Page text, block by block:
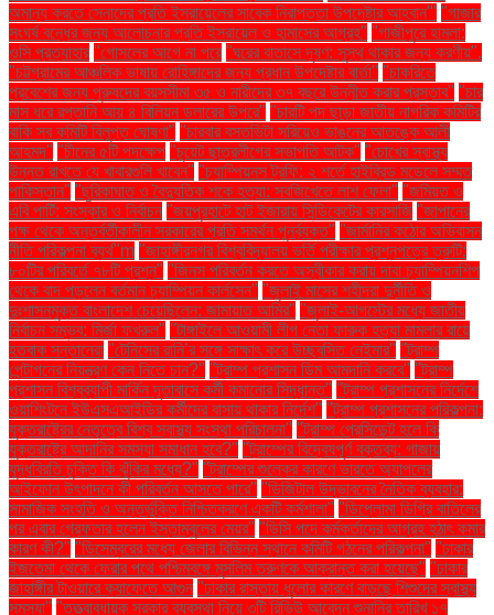
অমান্য করতে সেনাদের প্রতি ইসরায়েলের সাবেক নিরাপত্তা উপদেষ্টার আহ্বান"' "গাজার
সংঘর্ষ বন্ধের জন্য আলোচনার প্রতি ইসরায়েল ও হামাসের আগ্রহ" "গাজীপুরে হামলা:
ওসি প্রত্যাহার "গোসলের আগে না পরে "ঘরের বাতাসে দূষণ: সুস্থ থাকার জন্য করণীয়".
"চট্টগ্রামের আঞ্চলিক ভাষায় রোহিঙ্গাদের জন্য প্রধান উপদেষ্টার বার্তা" "চাকরিতে
প্রবেশের জন্য পুরুষদের বয়সসীমা ৩৫ ও নারীদের ৩৭ বছরে উন্নীত করার প্রস্তাব" "চার
মাস ধরে রপ্তানি আয় ৪ বিলিয়ন ডলারের উপরে" "চারটি পদ ছাড়া জাতীয় নাগরিক কমিটির
বাকি সব কমিটি বিলুপ্ত ঘোষণা" "চারবার বসতভিটা সরিয়েও ভাঙনের আতঙ্কে আলী
আহমদ" "চীনের ৫টি পদক্ষেপ "চুয়েট ছাত্রলীগের সভাপতি আটক" "চোখের স্বাস্থ্য
উন্নত রাখতে যে খাবারগুলি খাবেন" "চ্যাম্পিয়নস ট্রফি: ২ শর্তে হাইব্রিড মডেলে সম্মত
পাকিস্তান" "ছুরিকাঘাত ও বৈদ্যুতিক শকে হত্যা: সবজিখেতে লাশ ফেলা" "জমিয়ত ও
এবি পার্টি: সংস্কার ও নির্বাচন "জয়পুরহাটে হাট ইজারায় সিন্ডিকেটের কারসাজি "জাপানের
পক্ষ থেকে অন্তর্বর্তীকালীন সরকারের প্রতি সমর্থন পুনর্ব্যক্ত" "জার্মানির কঠোর অভিবাসন
নীতি পরিকল্পনা ব্যর্থ"m "জাহাঙ্গীরনগর বিশ্ববিদ্যালয় ভর্তি পরীক্ষার প্রশ্নপত্রে ত্রুটি:
৮০টির পরিবর্তে ৭৮টি প্রশ্ন" "জিনস পরিবর্তন করতে অস্বীকার করায় দাবা চ্যাম্পিয়নশিপ
থেকে বাদ পড়লেন বর্তমান চ্যাম্পিয়ন কার্লসেন" "জুলাই মাসের শহীদরা দুর্নীতি ও
দুঃশাসনমুক্ত বাংলাদেশ চেয়েছিলেন: জামায়াত আমির" "জুলাই-আগস্টের মধ্যে জাতীয়
নির্বাচন সম্ভব: মির্জা ফখরুল" "টাঙ্গাইলে আওয়ামী লীগ নেতা ফারুক হত্যা মামলার রায়ে
হতবাক সন্তানেরা "টেনিসের রানি’র সঙ্গে সাক্ষাৎ করে উচ্ছ্বসিত নেইমার" "ট্রাম্প
পেন্টাগনের নিয়ন্ত্রণ কেন নিতে চান?" "ট্রাম্প প্রশাসন ডিম আমদানি করবে" "ট্রাম্প
প্রশাসন বিশ্বব্যাপী মার্কিন দূতাবাসে কর্মী কমানোর সিদ্ধান্ত" "ট্রাম্প প্রশাসনের নির্দেশে
ওয়াশিংটনে ইউএসএআইডির কর্মীদের বাসায় থাকার নির্দেশ" "ট্রাম্প প্রশাসনের পরিকল্পনা:
যুক্তরাষ্ট্রের নেতৃত্বে বিশ্ব স্বাস্থ্য সংস্থা পরিচালনা" "ট্রাম্প প্রেসিডেন্ট হলে কি
যুক্তরাষ্ট্রে আদানির সমস্যা সমাধান হবে?" "ট্রাম্পের বিদ্বেষপূর্ণ বক্তব্য: গাজায়
যুদ্ধবিরতি চুক্তি কি ঝুঁকির মধ্যে?" "ট্রাম্পের শুল্কের কারণে ভারতে অ্যাপলের
আইফোন উৎপাদনে কী পরিবর্তন আসতে পারে" "ডিজিটাল উদ্ভাবনের নৈতিক ব্যবহার:
সামাজিক সংহতি ও অন্তর্ভুক্তি নিশ্চিতকরণে একটি কর্মশালা" "ডিপ্লোমা ডিগ্রি বাতিলের
পর এবার গ্রেফতার হলেন ইস্তাম্বুলের মেয়র" "ডিসি পদে কর্মকর্তাদের আগ্রহ হঠাৎ কমার
কারণ কী?" "ডিসেম্বরের মধ্যে জেলার বিভিন্ন স্থানে কমিটি গঠনের পরিকল্পনা" "ঢাকার
ইজতেমা থেকে ফেরার পথে পশ্চিমবঙ্গে মুসলিম তরুণকে আক্রান্ত করা হয়েছে" "ঢাকার
জাহাঙ্গীর টাওয়ারে ক্যাফেতে আগুন "ঢাকার রাস্তায় ধুলোর কারণে বাড়ছে শিশুদের স্বাস্থ্য
সমস্যা" "তত্ত্বাবধায়ক সরকার ব্যবস্থা নিয়ে ৩টি রিভিউ আবেদন শুনানির তারিখ ১৭